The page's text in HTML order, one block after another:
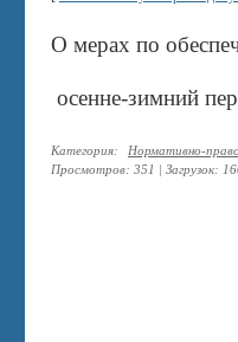
О мерах по
осенне-зимний
Категория: Нормативно-
Просмотров: 351 | Загрузок: